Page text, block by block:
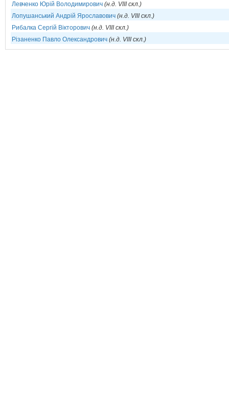
Левченко Юрій Володимирович (н.д. VIII скл.)
Лопушанський Андрій Ярославович (н.д. VIII скл.)
Рибалка Сергій Вікторович (н.д. VIII скл.)
Різаненко Павло Олександрович (н.д. VIII скл.)